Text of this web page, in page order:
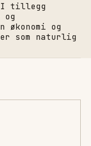
I tillegg
og
økonomi og
som naturlig